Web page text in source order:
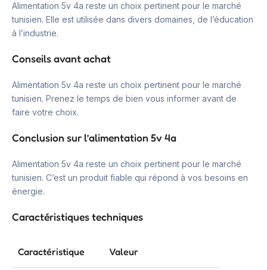
Alimentation 5v 4a reste un choix pertinent pour le marché
tunisien. Elle est utilisée dans divers domaines, de l’éducation
à l’industrie.
Conseils avant achat
Alimentation 5v 4a reste un choix pertinent pour le marché
tunisien. Prenez le temps de bien vous informer avant de
faire votre choix.
Conclusion sur l’alimentation 5v 4a
Alimentation 5v 4a reste un choix pertinent pour le marché
tunisien. C’est un produit fiable qui répond à vos besoins en
énergie.
Caractéristiques techniques
Caractéristique Valeur